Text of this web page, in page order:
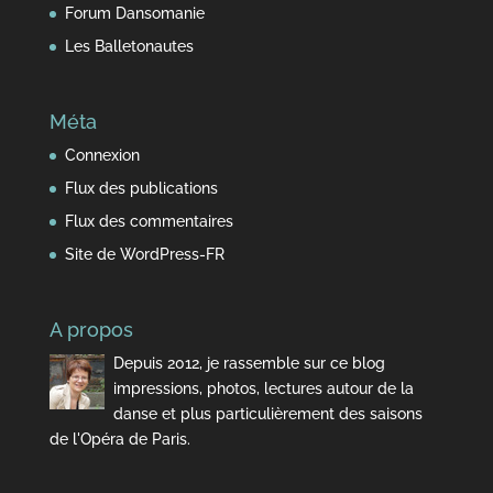
Forum Dansomanie
Les Balletonautes
Méta
Connexion
Flux des publications
Flux des commentaires
Site de WordPress-FR
A propos
Depuis 2012, je rassemble sur ce blog
impressions, photos, lectures autour de la
danse et plus particulièrement des saisons
de l'Opéra de Paris.